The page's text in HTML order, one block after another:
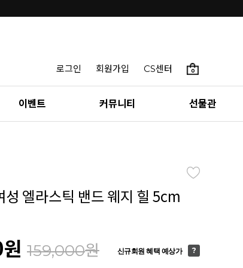
로그인 회원가입 CS센터 0
이벤트 커뮤니티 선물관
엘라스틱 밴드 웨지 힐 5cm
원 159,000원 신규회원 혜택 예상가